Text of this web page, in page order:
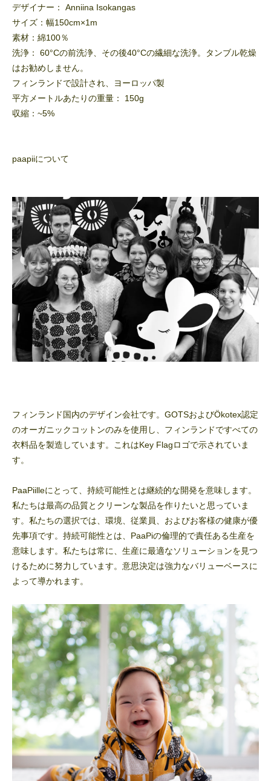
デザイナー： Anniina Isokangas
サイズ：幅150cm×1m
素材：綿100％
洗浄： 60°Cの前洗浄、その後40°Cの繊細な洗浄。タンブル乾燥
はお勧めしません。
フィンランドで設計され、ヨーロッパ製
平方メートルあたりの重量： 150g
収縮：~5%
paapiiについて
フィンランド国内のデザイン会社です。GOTSおよびÖkotex認定
のオーガニックコットンのみを使用し、フィンランドですべての
衣料品を製造しています。これはKey Flagロゴで示されていま
す。
PaaPiilleにとって、持続可能性とは継続的な開発を意味します。
私たちは最高の品質とクリーンな製品を作りたいと思っていま
す。私たちの選択では、環境、従業員、およびお客様の健康が優
先事項です。持続可能性とは、PaaPiの倫理的で責任ある生産を
意味します。私たちは常に、生産に最適なソリューションを見つ
けるために努力しています。意思決定は強力なバリューベースに
よって導かれます。